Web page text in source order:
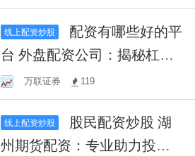
线上配资炒股
台 外盘配资公司：揭秘杠杆
投资新渠道，高效决策，把
握全球市场机遇
万联证券 119
线上配资炒股
州期货配资：专业助力投资